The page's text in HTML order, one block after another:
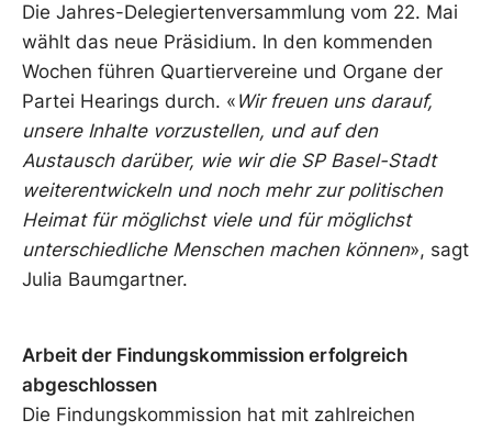
Die Jahres-Delegiertenversammlung vom 22. Mai
wählt das neue Präsidium. In den kommenden
Wochen führen Quartiervereine und Organe der
Partei Hearings durch. « Wir freuen uns darauf,
unsere Inhalte vorzustellen, und auf den
Austausch darüber, wie wir die SP Basel-Stadt
weiterentwickeln und noch mehr zur politischen
Heimat für möglichst viele und für möglichst
unterschiedliche Menschen machen können», sagt
Julia Baumgartner.
Arbeit der Findungskommission erfolgreich
abgeschlossen
Die Findungskommission hat mit zahlreichen